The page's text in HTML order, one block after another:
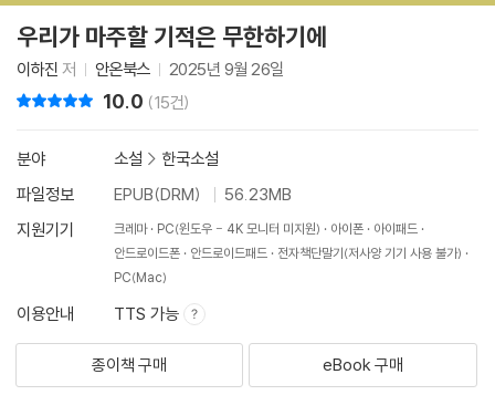
우리가 마주할 기적은 무한하기에
이하진 저 안온북스 2025년 9월 26일
10.0 (15건)
분야 소설 > 한국소설
파일정보
EPUB(DRM)
56.23MB
지원기기
크레마 PC(윈도우 - 4K 모니터 미지원) 아이폰
아이패드
안드로이드폰
안드로이드패드
전자책단말기(저사양 기기 사용 불가)
PC(Mac)
이용안내 TTS 가능
종이책 구매 eBook 구매